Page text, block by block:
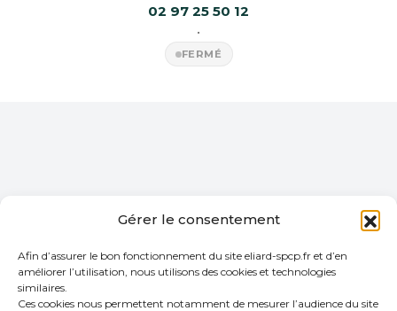
Gérer le consentement
Afin d’assurer le bon fonctionnement du site eliard-spcp.fr et d’en
améliorer l’utilisation, nous utilisons des cookies et technologies
similaires.
Ces cookies nous permettent notamment de mesurer l’audience du site
02 97 25 50 12
•
FERMÉ